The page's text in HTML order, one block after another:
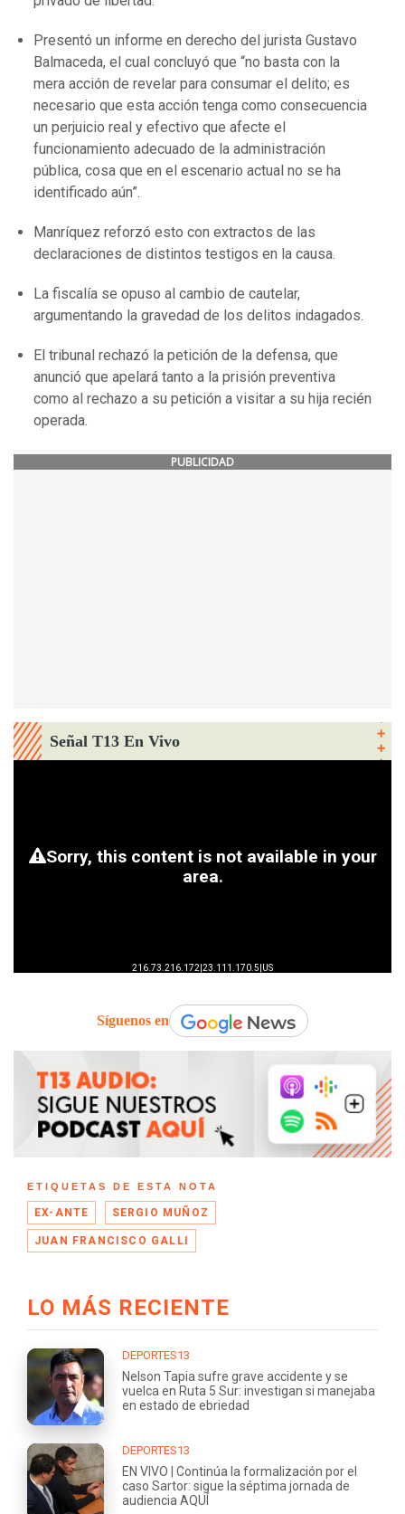
Presentó un informe en derecho del jurista Gustavo
Balmaceda, el cual concluyó que “no basta con la
mera acción de revelar para consumar el delito; es
necesario que esta acción tenga como consecuencia
un perjuicio real y efectivo que afecte el
funcionamiento adecuado de la administración
pública, cosa que en el escenario actual no se ha
identificado aún”.
Manríquez reforzó esto con extractos de las
declaraciones de distintos testigos en la causa.
La fiscalía se opuso al cambio de cautelar,
argumentando la gravedad de los delitos indagados.
El tribunal rechazó la petición de la defensa, que
anunció que apelará tanto a la prisión preventiva
como al rechazo a su petición a visitar a su hija recién
operada.
PUBLICIDAD
Señal T13 En Vivo
Síguenos en
ETIQUETAS DE ESTA NOTA
EX-ANTE SERGIO MUÑOZ
JUAN FRANCISCO GALLI
LO MÁS RECIENTE
DEPORTES13
Nelson Tapia sufre grave accidente y se
vuelca en Ruta 5 Sur: investigan si manejaba
en estado de ebriedad
DEPORTES13
EN VIVO | Continúa la formalización por el
caso Sartor: sigue la séptima jornada de
audiencia AQUÍ